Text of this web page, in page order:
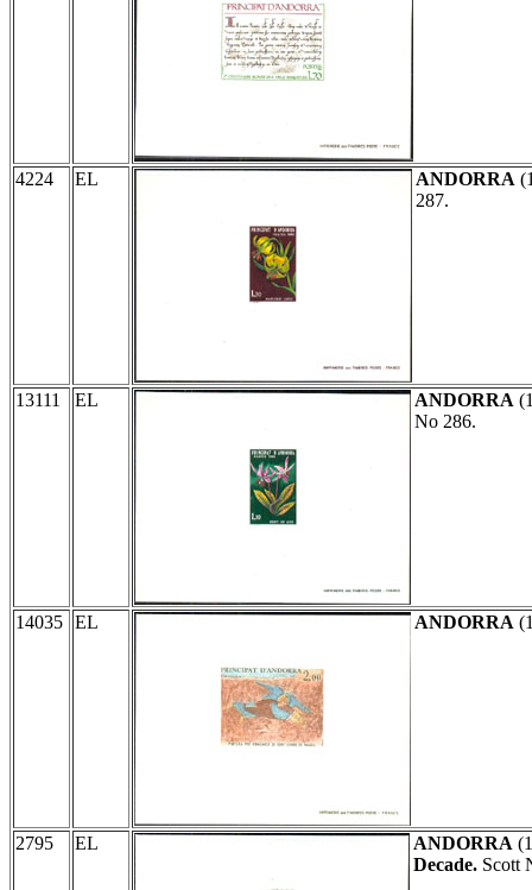
4224 EL ANDORRA
287.
13111 EL ANDORRA
No 286.
14035 EL ANDORRA
2795 EL ANDORRA
Decade. Scott